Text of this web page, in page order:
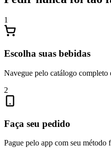
1
Escolha suas bebidas
Navegue pelo catálogo completo
2
Faça seu pedido
Pague pelo app com seu método